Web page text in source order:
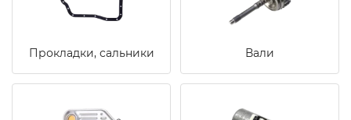
Прокладки, сальники Вали